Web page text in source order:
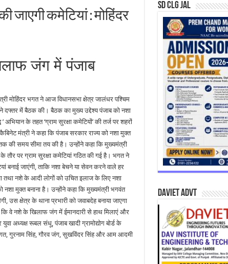
जाएगी कमेटियां : मोहिंदर
जंग में पंजाब
मोहिंदर भगत ने आज विधानसभा क्षेत्र जालंधर पश्चिम
दफ्तर में बैठक की। बैठक का मुख्य उद्देश्य पंजाब को नशा
अभियान के तहत ‘ग्राम सुरक्षा कमेटियों’ की तर्ज पर शहरों
मंत्री ने कहा कि पंजाब सरकार राज्य को नशा मुक्त
की समय सीमा तय की है। उन्होंने कहा कि मुख्यमंत्री
तौर पर ग्राम सुरक्षा कमेटियां गठित की गई है। भगत ने
बनाई जाएंगी, ताकि नशा बेचने या सेवन करने वाले हर
तथा नशे के आदी लोगों को उचित इलाज के लिए नशा
मुक्त बनाना है। उन्होंने कहा कि मुख्यमंत्री भगवंत
उस क्षेत्र के थाना प्रभारी को जवाबदेह बनाया जाएगा
वे नशे के खिलाफ जंग में ईमानदारी से हाथ मिलाएं और
अध्यक्ष रूबल संधू, पंजाब खादी ग्रामोद्योग बोर्ड के
गुरनाम सिंह, गौरव जंग, सुखविंदर सिंह और आम आदमी
SD CLG JAL
DAVIET Advt